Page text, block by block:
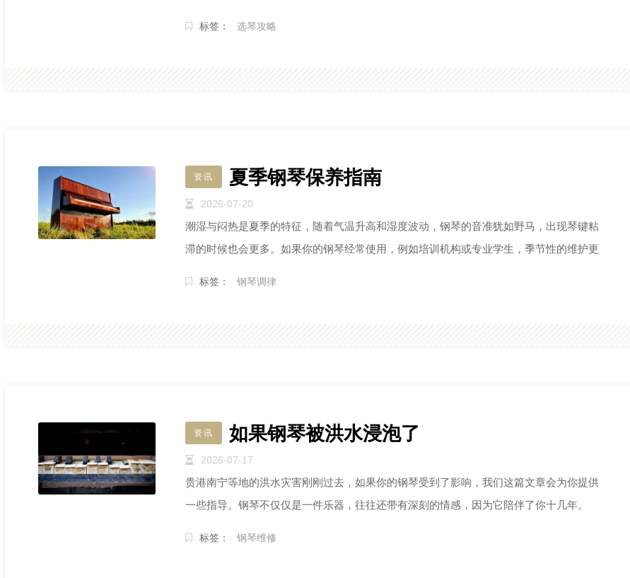
标签： 选琴攻略
资讯 夏季钢琴保养指南
2026-07-20
潮湿与闷热是夏季的特征，随着气温升高和湿度波动，钢琴的音准犹如野马，出现琴键粘
滞的时候也会更多。如果你的钢琴经常使用，例如培训机构或专业学生，季节性的维护更
标签： 钢琴调律
资讯 如果钢琴被洪水浸泡了
2026-07-17
贵港南宁等地的洪水灾害刚刚过去，如果你的钢琴受到了影响，我们这篇文章会为你提供
一些指导。钢琴不仅仅是一件乐器，往往还带有深刻的情感，因为它陪伴了你十几年。
标签： 钢琴维修
大的三角钢琴和立式
钢琴制造商。
司设计研发。
Blüthner博兰斯勒
Blüthner博兰斯勒被
奥地利，是全球知名
C. Bechstein贝希斯坦
贝希斯坦，一个活着
式钢琴的实力制造
商，专业生产销售乐